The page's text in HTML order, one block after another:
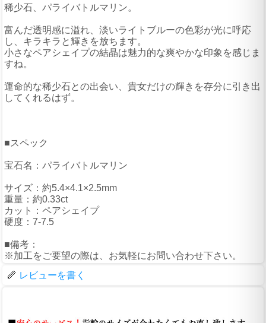
稀少石、パライバトルマリン。
富んだ透明感に溢れ、淡いライトブルーの色彩が光に呼応
し、キラキラと輝きを放ちます。
小さなペアシェイプの結晶は魅力的な爽やかな印象を感じま
すね。
運命的な稀少石との出会い、貴女だけの輝きを存分に引き出
してくれるはず。
■スペック
宝石名：パライバトルマリン
サイズ：約5.4×4.1×2.5mm
重量：約0.33ct
カット：ペアシェイプ
硬度：7-7.5
■備考：
※加工をご要望の際は、お気軽にお問い合わせ下さい。
レビューを書く